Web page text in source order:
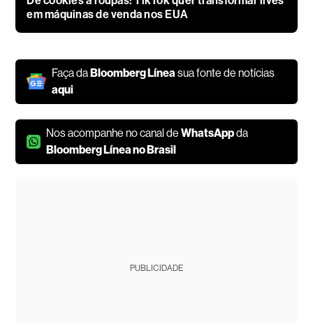
em máquinas de venda nos EUA
Faça daBloomberg Línea sua fonte de notícias
aqui
Nos acompanhe no canal deWhatsAppda
Bloomberg Línea no Brasil
PUBLICIDADE